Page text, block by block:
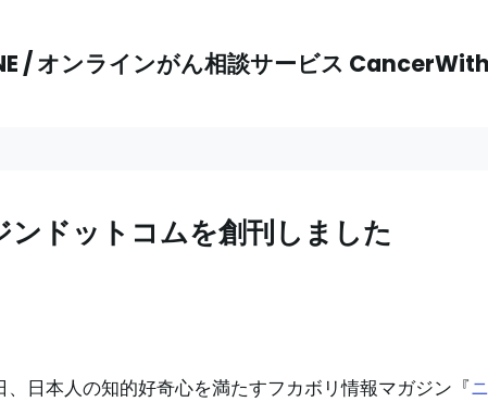
/ オンラインがん相談サービス
ンドットコムを創刊しました
、日本人の知的好奇心を満たすフカボリ情報マガジン『